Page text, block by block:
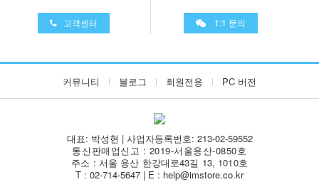
고객센터 1:1 문의
커뮤니티 블로그 회원전용 PC 버전
대표: 박성현 | 사업자등록번호: 213-02-59552
통신판매업신고 : 2019-서울용산-0850호
주소 : 서울 용산 한강대로43길 13, 1010호
T : 02-714-5647 | E : help@imstore.co.kr